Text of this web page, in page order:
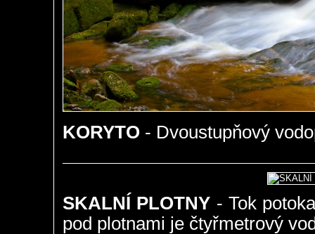
KORYTO - Dvoustupňový
SKALNÍ PLOTNY - Tok
pod plotnami je čtyřmetrový